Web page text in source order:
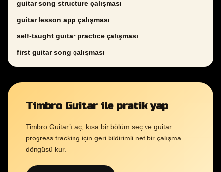
guitar song structure çalışması
guitar lesson app çalışması
self-taught guitar practice çalışması
first guitar song çalışması
Timbro Guitar ile pratik yap
Timbro Guitar’ı aç, kısa bir bölüm seç ve guitar
progress tracking için geri bildirimli net bir çalışma
döngüsü kur.